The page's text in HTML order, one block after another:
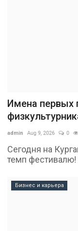
Имена первых
admin Aug 9, 2026 0
Сегодня на
темп
Бизнес и карьера